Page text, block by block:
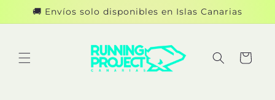
directamente
al contenido
🚚 Envíos solo disponibles en Islas Canarias
Carrito